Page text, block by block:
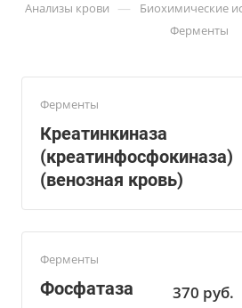
Анализы крови — Биохимические
Ферменты
Ферменты
Креатинкиназа
(креатинфосфокиназа)
(венозная кровь)
Ферменты
Фосфатаза
370 руб.